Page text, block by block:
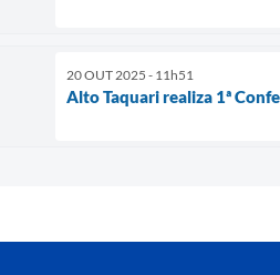
20 OUT 2025 - 11h51
Alto Taquari realiza 1ª